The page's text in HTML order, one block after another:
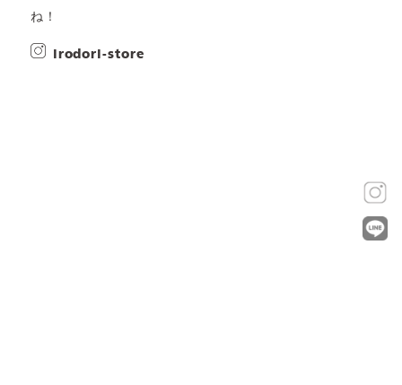
ね！
irodori-store